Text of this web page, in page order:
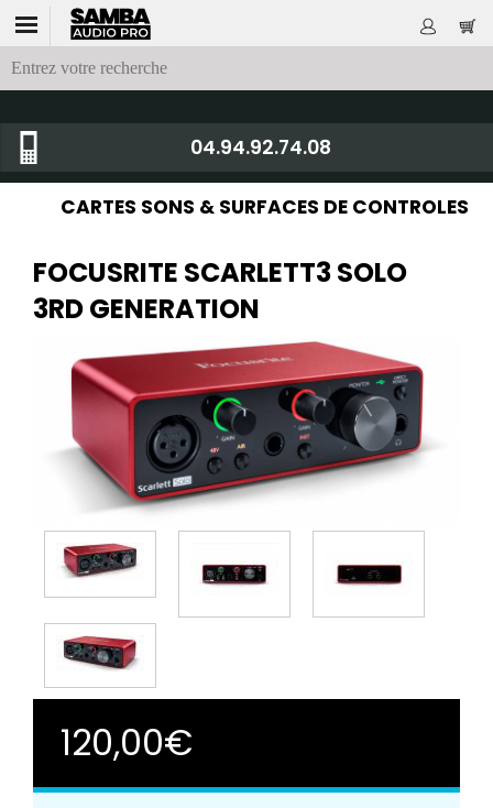
04.94.92.74.08
CARTES SONS & SURFACES DE CONTROLES
FOCUSRITE SCARLETT3 SOLO
3RD GENERATION
120,00€